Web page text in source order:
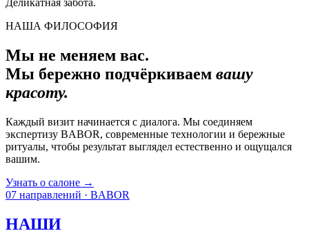
НАША ФИЛОСОФИЯ
Мы не меняем вас.
Мы бережно подчёркиваем вашу
красоту.
Каждый визит начинается с диалога. Мы соединяем
экспертизу BABOR, современные технологии и бережные
ритуалы, чтобы результат выглядел естественно и ощущался
вашим.
Узнать о салоне →
07 направлений · BABOR
НАШИ